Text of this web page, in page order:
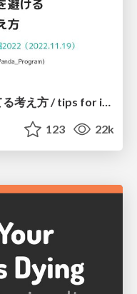
個人開発の失敗を避けるイケてる考え方 / tips for indie hackers
123 22k